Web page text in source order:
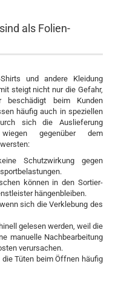
als Folien-
und andere Kleidung
steigt nicht nur die Gefahr,
beim Kunden
häufig auch in speziellen
sich die Auslieferung
gegenüber dem
Schutzwirkung gegen
können in den Sortier-
hängenbleiben.
sich die Verklebung des
gelesen werden, weil die
manuelle Nachbearbeitung
verursachen.
Tüten beim Öffnen häufig